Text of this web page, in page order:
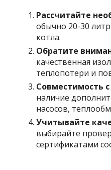
Рассчитайте
обычно 20-30
котла.
Обратите
качественная
теплопотери и
Совместимость
наличие
насосов,
Учитывайте
выбирайте
сертификатами